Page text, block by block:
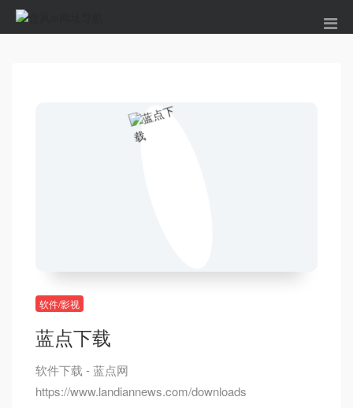
软件/影视
蓝点下载
软件下载 - 蓝点网
https://www.landiannews.com/downloads